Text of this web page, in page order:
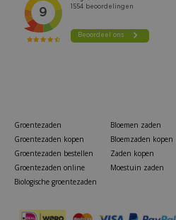
Groentezaden
Groentezaden kopen
Groentezaden bestellen
Groentezaden online
Biologische groentezaden
Bloemen zaden
Bloemzaden kopen
Zaden kopen
Moestuin zaden